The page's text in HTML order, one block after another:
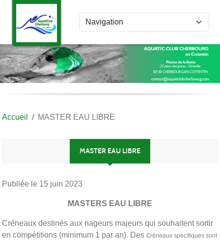
Accueil MASTER EAU LIBRE
MASTER EAU LIBRE
Publiée le 15 juin 2023
MASTERS EAU LIBRE
Créneaux destinés aux nageurs majeurs qui souhaitent sortir
en compétitions (minimum 1 par an). Des créneaux spécifiques sont
Panneau de gestion des cookies